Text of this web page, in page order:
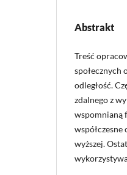
Abstrakt
Treść
społecznych
odległość.
zdalnego z
wspomnianą
wyższej.